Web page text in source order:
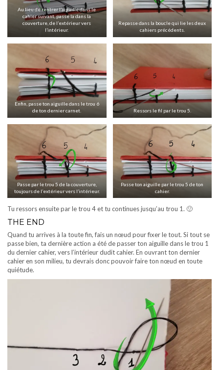
Au lieu de rentrer l’aiguille dans le
cahier suivant, passe la dans la
couverture, de l’extérieur vers
l’intérieur.
Repasse dans la boucle qui lie les deux
cahiers précédents.
Enfin, passe ton aiguille dans le trou 6
de ton dernier carnet.
Ressors le fil par le trou 5.
Passe par le trou 5 de la couverture,
toujours de l’extérieur vers l’intérieur.
Passe ton aiguille par le trou 5 de ton
cahier.
Tu ressors ensuite par le trou 4 et tu continues jusqu’au trou 1. 🙂
THE END
Quand tu arrives à la toute fin, fais un nœud pour fixer le tout. Si tout se
passe bien, ta dernière action a été de passer ton aiguille dans le trou 1
du dernier cahier, vers l’intérieur dudit cahier. En ouvrant ton dernier
cahier en son milieu, tu devrais donc pouvoir faire ton nœud en toute
quiétude.